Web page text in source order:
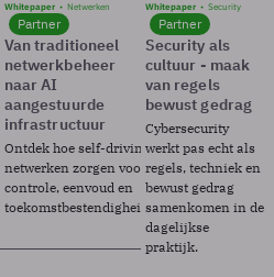
Whitepaper Netwerken
Partner
Van traditioneel
netwerkbeheer
naar AI
aangestuurde
infrastructuur
Ontdek hoe self-driving
netwerken zorgen voor
controle, eenvoud en
toekomstbestendigheid.
Whitepaper Security
Partner
Security als
cultuur - maak
van regels
bewust gedrag
Cybersecurity
werkt pas echt als
regels, techniek en
bewust gedrag
samenkomen in de
dagelijkse
praktijk.